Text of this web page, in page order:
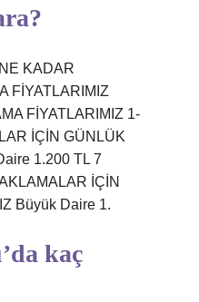
KADAR
FİYATLARIMIZ
FİYATLARIMIZ 1-
İÇİN GÜNLÜK
1.200 TL 7
İÇİN
Büyük Daire 1.
kaç